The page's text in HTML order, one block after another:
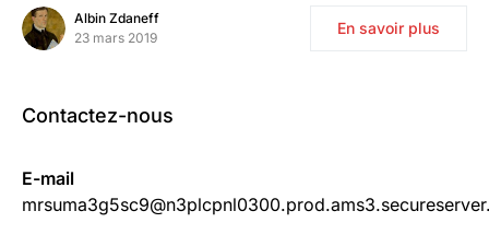
Albin Zdaneff
23 mars 2019
En savoir plus
Contactez-nous
E-mail